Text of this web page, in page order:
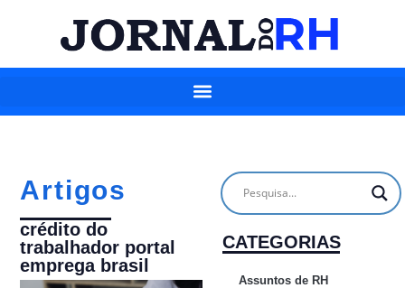
Artigos
crédito do
trabalhador portal
emprega brasil
CATEGORIAS
Assuntos de RH